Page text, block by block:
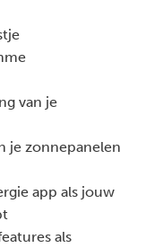
van je
je zonnepanelen
app als jouw
als